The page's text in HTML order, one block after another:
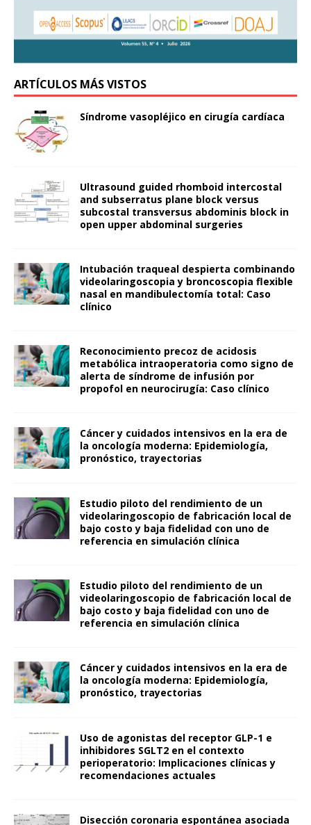
ARTÍCULOS MÁS VISTOS
Síndrome vasopléjico en cirugía cardíaca
Ultrasound guided rhomboid intercostal
and subserratus plane block versus
subcostal transversus abdominis block in
open upper abdominal surgeries
Intubación traqueal despierta combinando
videolaringoscopia y broncoscopia flexible
nasal en mandibulectomía total: Caso
clínico
Reconocimiento precoz de acidosis
metabólica intraoperatoria como signo de
alerta de síndrome de infusión por
propofol en neurocirugía: Caso clínico
Cáncer y cuidados intensivos en la era de
la oncología moderna: Epidemiología,
pronóstico, trayectorias
Estudio piloto del rendimiento de un
videolaringoscopio de fabricación local de
bajo costo y baja fidelidad con uno de
referencia en simulación clínica
Estudio piloto del rendimiento de un
videolaringoscopio de fabricación local de
bajo costo y baja fidelidad con uno de
referencia en simulación clínica
Cáncer y cuidados intensivos en la era de
la oncología moderna: Epidemiología,
pronóstico, trayectorias
Uso de agonistas del receptor GLP-1 e
inhibidores SGLT2 en el contexto
perioperatorio: Implicaciones clínicas y
recomendaciones actuales
Disección coronaria espontánea asociada